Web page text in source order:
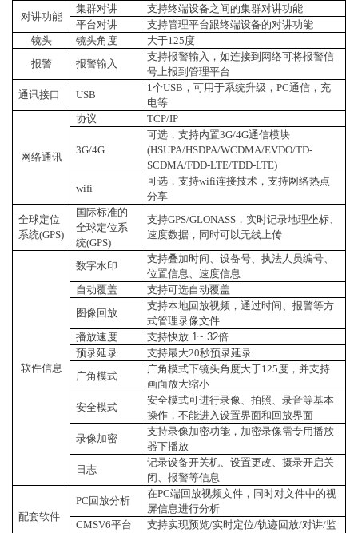
对讲功能
集群对讲
支持终端设备之间的集群对讲功能
平台对讲
支持管理平台跟终端设备的对讲功能
镜头
镜头角度
大于125度
报警
报警输入
支持报警输入，如连接到网络可将报警信
号上报到管理平台
通讯接口
USB
1个USB，可用于系统升级，PC通信，充
电等
网络通讯
协议 TCP/IP
3G/4G
可选，支持内置3G/4G通信模块
(HSUPA/HSDPA/WCDMA/EVDO/TD-
SCDMA/FDD-LTE/TDD-LTE)
wifi
可选，支持wifi连接技术，支持网络热点
分享
全球定位
系统(GPS)
国际标准的
全球定位系
统(GPS)
支持GPS/GLONASS，实时记录地理坐标、
速度数据，同时可以无线上传
软件信息
数字水印
支持叠加时间、设备号、执法人员编号、
位置信息、速度信息
自动覆盖
支持可选自动覆盖
图像回放
支持本地回放视频，通过时间、报警等方
式管理录像文件
播放速度
支持快放 1~ 32倍
预录延录
支持最大20秒预录延录
广角模式
广角模式下镜头角度大于125度，并支持
画面放大缩小
安全模式
安全模式可进行录像、拍照、录音等基本
操作，不能进入设置界面和回放界面
录像加密
支持录像加密功能，加密录像需专用播放
器下播放
日志
记录设备开关机、设置更改、摄录开启关
闭、报警等信息
配套软件
PC回放分析
在PC端回放视频文件，同时对文件中的视
屏信息进行分析
CMSV6平台
支持实现预览/实时定位/轨迹回放/对讲/监